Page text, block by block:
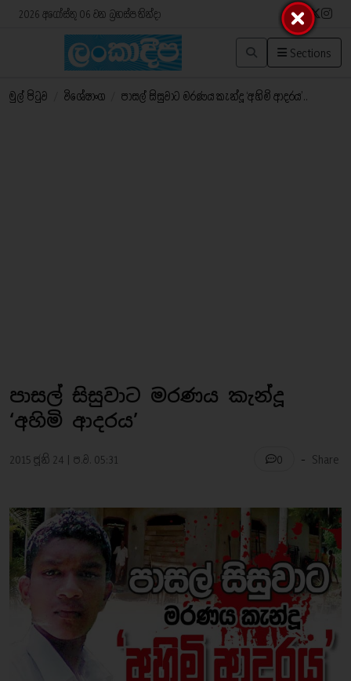
2026 අගෝස්තු 06 වන බ්‍රහස්පතින්දා
Sections
මුල් පිටුව විශේෂාංග පාසල් සිසුවාට මරණය කැන්දූ ‘අහිමි ආදරය’..
පාසල් සිසුවාට මරණය කැන්දූ
‘අහිමි ආදරය’
2015 ජූනි 24 | ප.ව. 05:31 0 - Share